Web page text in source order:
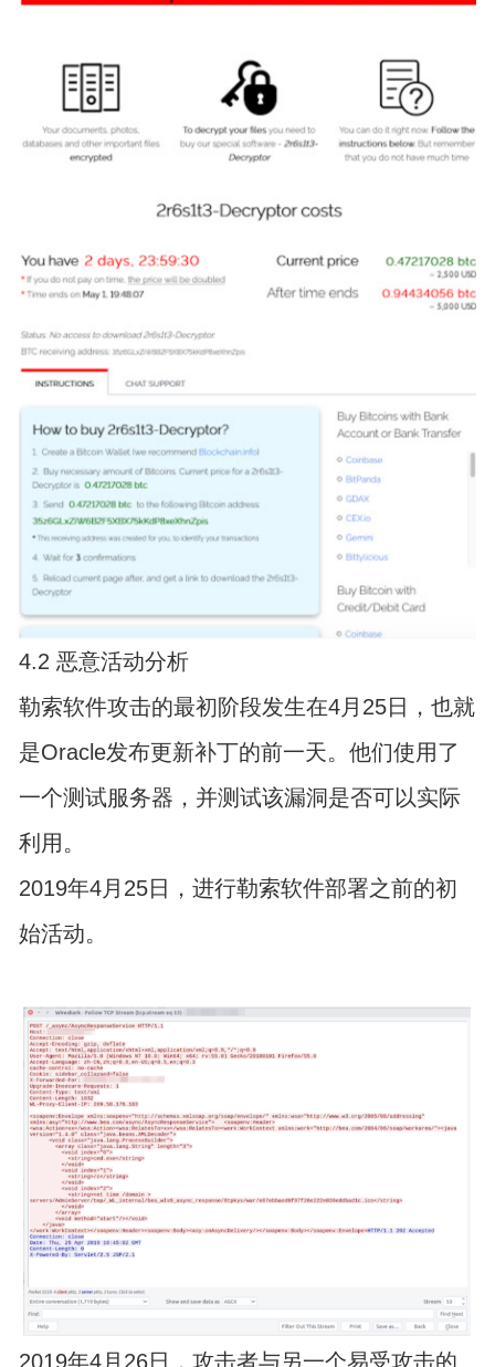
4.2 恶意活动分析
勒索软件攻击的最初阶段发生在4月25日，也就
是Oracle发布更新补丁的前一天。他们使用了
一个测试服务器，并测试该漏洞是否可以实际
利用。
2019年4月25日，进行勒索软件部署之前的初
始活动。
2019年4月26日，攻击者与另一个易受攻击的